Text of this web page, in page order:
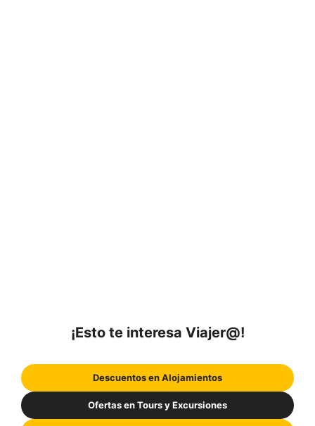
¡Esto te interesa Viajer@!
Descuentos en Alojamientos
Ofertas en Tours y Excursiones